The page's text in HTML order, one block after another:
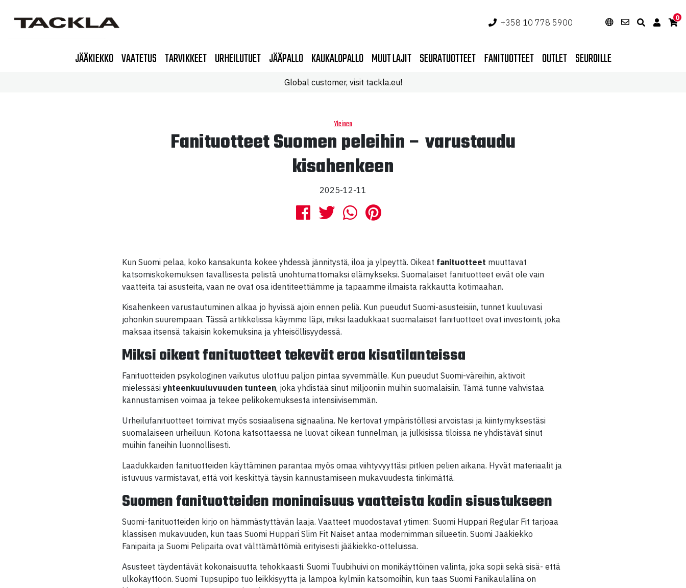
+358 10 778 5900 0
JÄÄKIEKKO VAATETUS TARVIKKEET URHEILUTUET JÄÄPALLO KAUKALOPALLO MUUT LAJIT SEURATUOTTEET FANITUOTTEET OUTLET SEUROILLE
Global customer, visit tackla.eu!
Yleinen
Fanituotteet Suomen peleihin – varustaudu
kisahenkeen
2025-12-11
Kun Suomi pelaa, koko kansakunta kokee yhdessä jännitystä, iloa ja ylpeyttä. Oikeat fanituotteet muuttavat
katsomiskokemuksen tavallisesta pelistä unohtumattomaksi elämykseksi. Suomalaiset fanituotteet eivät ole vain
vaatteita tai asusteita, vaan ne ovat osa identiteettiämme ja tapaamme ilmaista rakkautta kotimaahan.
Kisahenkeen varustautuminen alkaa jo hyvissä ajoin ennen peliä. Kun pueudut Suomi-asusteisiin, tunnet kuuluvasi
johonkin suurempaan. Tässä artikkelissa käymme läpi, miksi laadukkaat suomalaiset fanituotteet ovat investointi, joka
maksaa itsensä takaisin kokemuksina ja yhteisöllisyydessä.
Miksi oikeat fanituotteet tekevät eroa kisatilanteissa
Fanituotteiden psykologinen vaikutus ulottuu paljon pintaa syvemmälle. Kun pueudut Suomi-väreihin, aktivoit
mielessäsiyhteenkuuluvuuden tunteen, joka yhdistää sinut miljooniin muihin suomalaisiin. Tämä tunne vahvistaa
kannustamisen voimaa ja tekee pelikokemuksesta intensiivisemmän.
Urheilufanituotteet toimivat myös sosiaalisena signaalina. Ne kertovat ympäristöllesi arvoistasi ja kiintymyksestäsi
suomalaiseen urheiluun. Kotona katsottaessa ne luovat oikean tunnelman, ja julkisissa tiloissa ne yhdistävät sinut
muihin faneihin luonnollisesti.
Laadukkaiden fanituotteiden käyttäminen parantaa myös omaa viihtyvyyttäsi pitkien pelien aikana. Hyvät materiaalit ja
istuvuus varmistavat, että voit keskittyä täysin kannustamiseen mukavuudesta tinkimättä.
Suomen fanituotteiden moninaisuus vaatteista kodin sisustukseen
Suomi-fanituotteiden kirjo on hämmästyttävän laaja. Vaatteet muodostavat ytimen: Suomi Huppari Regular Fit tarjoaa
klassisen mukavuuden, kun taas Suomi Huppari Slim Fit Naiset antaa modernimman silueetin. Suomi Jääkiekko
Fanipaita ja Suomi Pelipaita ovat välttämättömiä erityisesti jääkiekko-otteluissa.
Asusteet täydentävät kokonaisuutta tehokkaasti. Suomi Tuubihuivi on monikäyttöinen valinta, joka sopii sekä sisä- että
ulkokäyttöön. Suomi Tupsupipo tuo leikkisyyttä ja lämpöä kylmiin katsomoihin, kun taas Suomi Fanikaulaliina on